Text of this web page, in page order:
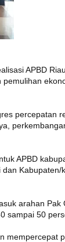
APBD
percepatan
APBD
Kabupaten/
arahan Pak
sampai 50
mempercepat